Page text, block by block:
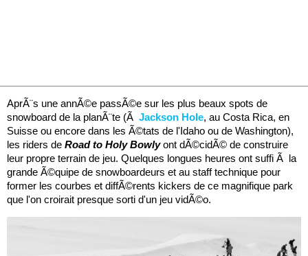
AprÃ¨s une annÃ©e passÃ©e sur les plus beaux spots de
snowboard de la planÃ¨te (Ã Jackson Hole, au Costa Rica, en
Suisse ou encore dans les Ã©tats de l'Idaho ou de Washington),
les riders de Road to Holy Bowlyont dÃ©cidÃ© de construire
leur propre terrain de jeu. Quelques longues heures ont suffi Ã la
grande Ã©quipe de snowboardeurs et au staff technique pour
former les courbes et diffÃ©rents kickers de ce magnifique park
que l'on croirait presque sorti d'un jeu vidÃ©o.